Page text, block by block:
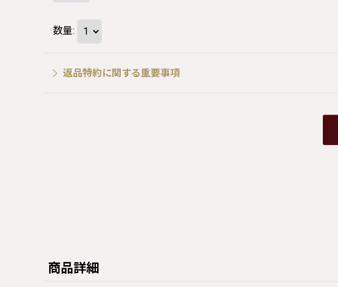
数量:
返品特約に関する重要事項
商品詳細